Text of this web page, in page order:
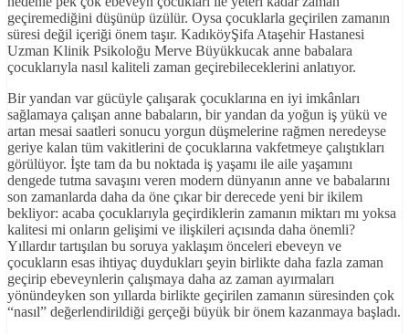
geçiremediğini düşünüp üzülür. Oysa çocuklarla geçirilen zamanın
süresi değil içeriği önem taşır. KadıköyŞifa Ataşehir Hastanesi
Uzman Klinik Psikoloğu Merve Büyükkucak anne babalara
çocuklarıyla nasıl kaliteli zaman geçirebileceklerini anlatıyor.
Bir yandan var gücüyle çalışarak çocuklarına en iyi imkânları
sağlamaya çalışan anne babaların, bir yandan da yoğun iş yükü ve
artan mesai saatleri sonucu yorgun düşmelerine rağmen neredeyse
geriye kalan tüm vakitlerini de çocuklarına vakfetmeye çalıştıkları
görülüyor. İşte tam da bu noktada iş yaşamı ile aile yaşamını
dengede tutma savaşını veren modern dünyanın anne ve babalarını
son zamanlarda daha da öne çıkar bir derecede yeni bir ikilem
bekliyor: acaba çocuklarıyla geçirdiklerin zamanın miktarı mı yoksa
kalitesi mi onların gelişimi ve ilişkileri açısında daha önemli?
Yıllardır tartışılan bu soruya yaklaşım önceleri ebeveyn ve
çocukların esas ihtiyaç duydukları şeyin birlikte daha fazla zaman
geçirip ebeveynlerin çalışmaya daha az zaman ayırmaları
yönündeyken son yıllarda birlikte geçirilen zamanın süresinden çok
“nasıl” değerlendirildiği gerçeği büyük bir önem kazanmaya başladı.